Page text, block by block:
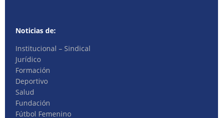
Noticias de:
Institucional – Sindical
Jurídico
Formación
Deportivo
Salud
Fundación
Fútbol Femenino